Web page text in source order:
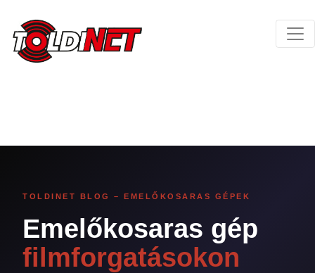
TOLDINET BLOG – EMELŐKOSARAS GÉPEK
Emelőkosaras gép
filmforgatásokon